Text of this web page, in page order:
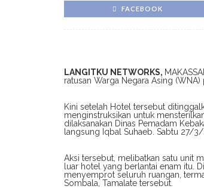
FACEBOOK
LANGITKU NETWORKS,
ratusan Warga Negara Asing
Kini setelah Hotel tersebut
menginstruksikan untuk
dilaksanakan Dinas Pemadam
langsung Iqbal Suhaeb. Sabtu 27/3/
Aksi tersebut, melibatkan satu unit
luar hotel yang berlantai enam itu.
menyemprot seluruh ruangan,
Sombala, Tamalate tersebut.